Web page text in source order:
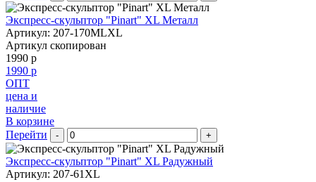
Экспресс-скульптор "Pinart" XL Металл
Артикул: 207-170MLXL
Артикул скопирован
1990 р
1990 р
ОПТ
цена и
наличие
В корзине
Перейти
- +
Экспресс-скульптор "Pinart" XL Радужный
Артикул: 207-61XL